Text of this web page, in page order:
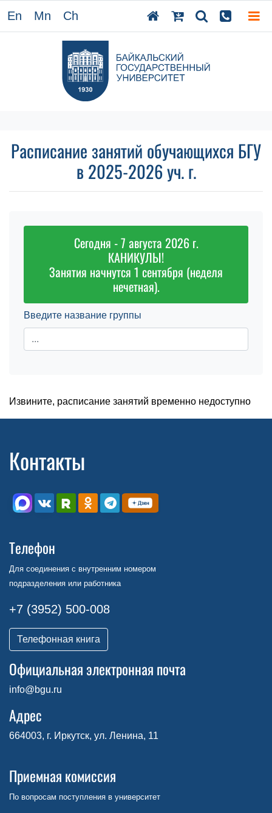
En Mn Ch
Расписание занятий обучающихся БГУ
в 2025-2026 уч. г.
Сегодня - 7 августа 2026 г.
КАНИКУЛЫ!
Занятия начнутся 1 сентября (неделя
нечетная).
Введите название группы
Извините, расписание занятий временно недоступно
Контакты
Телефон
Для соединения с внутренним номером
подразделения или работника
+7 (3952) 500-008
Телефонная книга
Официальная электронная почта
info@bgu.ru
Адрес
664003, г. Иркутск, ул. Ленина, 11
Приемная комиссия
По вопросам поступления в университет